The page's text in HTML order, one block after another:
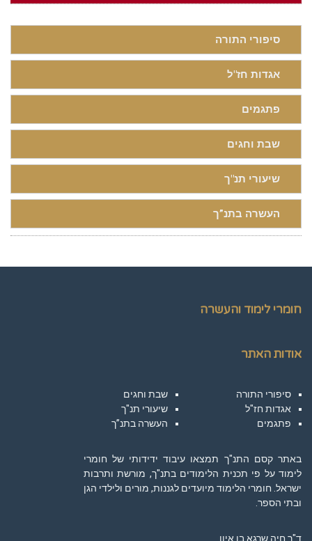
סיפורי התורה
אגדות חז"ל
פתגמים
שבת וחגים
שיעורי תנ"ך
העשרה בתנ”ך
חומרי לימוד והעשרה
אודות האתר
סיפורי התורה
אגדות חז"ל
פתגמים
שבת וחגים
שיעורי תנ"ך
העשרה בתנ”ך
באתר קסם התנ"ך תמצאו עיבוד ידידותי של חומרי
לימוד על פי תכנית הלימודים בתנ"ך, מורשת ותרבות
ישראל. חומרי הלימוד מיועדים לגננות, מורים ולילדי הגן
ובתי הספר.
ד"ר חיה שרגא בן איון